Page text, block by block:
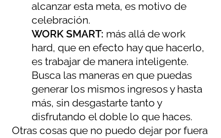
alcanzar esta meta, es motivo de
celebración.
WORK SMART: más allá de work
hard, que en efecto hay que hacerlo,
es trabajar de manera inteligente.
Busca las maneras en que puedas
generar los mismos ingresos y hasta
más, sin desgastarte tanto y
disfrutando el doble lo que haces.
Otras cosas que no puedo dejar por fuera